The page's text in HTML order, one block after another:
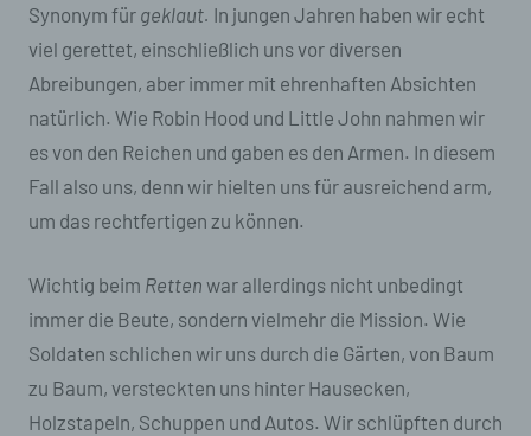
Synonym für geklaut. In jungen Jahren haben wir echt
viel gerettet, einschließlich uns vor diversen
Abreibungen, aber immer mit ehrenhaften Absichten
natürlich. Wie Robin Hood und Little John nahmen wir
es von den Reichen und gaben es den Armen. In diesem
Fall also uns, denn wir hielten uns für ausreichend arm,
um das rechtfertigen zu können.
Wichtig beim Retten war allerdings nicht unbedingt
immer die Beute, sondern vielmehr die Mission. Wie
Soldaten schlichen wir uns durch die Gärten, von Baum
zu Baum, versteckten uns hinter Hausecken,
Holzstapeln, Schuppen und Autos. Wir schlüpften durch